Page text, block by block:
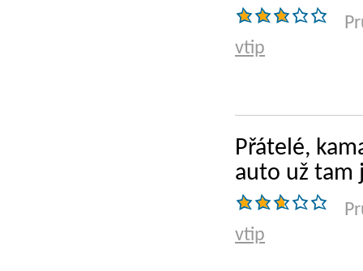
vtip
Přátelé,
auto už tam
vtip